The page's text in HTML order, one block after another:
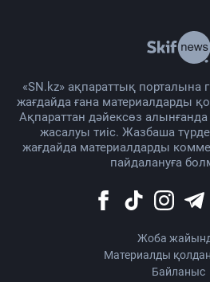
«SN.kz» ақпараттық порталына
жағдайда ғана материалдарды
Ақпараттан дәйексөз алынғанда
жасалуы тиіс. Жазбаша түрде
жағдайда материалдарды
пайдалануға
Жоба
Материалды
Байланыс